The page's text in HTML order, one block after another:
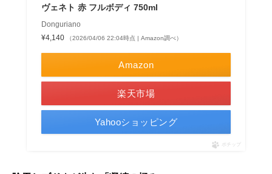
ヴェネト 赤 フルボディ 750ml
Donguriano
¥4,140
（2026/04/06 22:04時点 | Amazon調べ）
Amazon
楽天市場
Yahooショッピング
ポチップ